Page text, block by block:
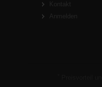
Kontakt
Anmelden